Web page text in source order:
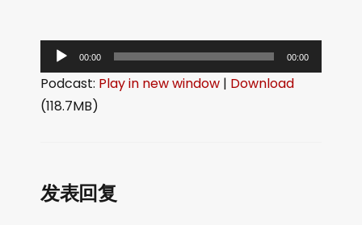
频
播
放
00:00 00:00
Podcast: Play in new window | Download
(118.7MB)
发表回复